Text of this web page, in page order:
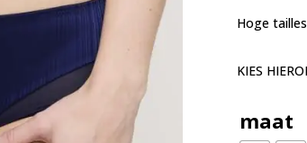
Hoge
KIES
maat